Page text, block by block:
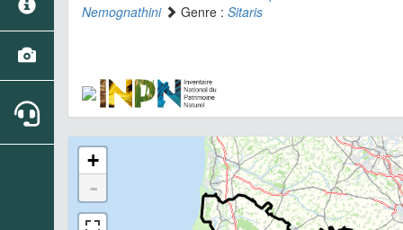
Nemognathini
Genre : Sitaris
+
-